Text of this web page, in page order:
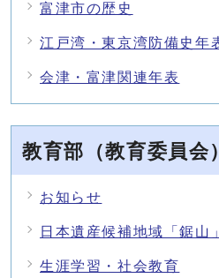
富津市の歴史
江戸湾・東京湾防備史年
会津・富津関連年表
教育部（教育委員会
お知らせ
日本遺産候補地域「鋸山
生涯学習・社会教育